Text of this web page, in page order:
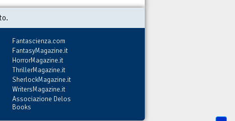
Fantascienza.com
FantasyMagazine.it
HorrorMagazine.it
ThrillerMagazine.it
SherlockMagazine.it
WritersMagazine.it
Associazione Delos
Books